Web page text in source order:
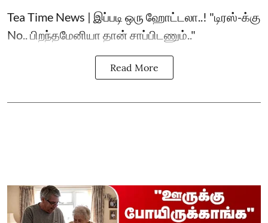
Tea Time News | இப்படி ஒரு ஹோட்டலா..! "டிரஸ்-க்கு
No.. பிறந்தமேனியா தான் சாப்பிடணும்.."
Read More